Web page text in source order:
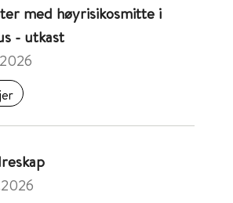
med høyrisikosmitte i
- utkast